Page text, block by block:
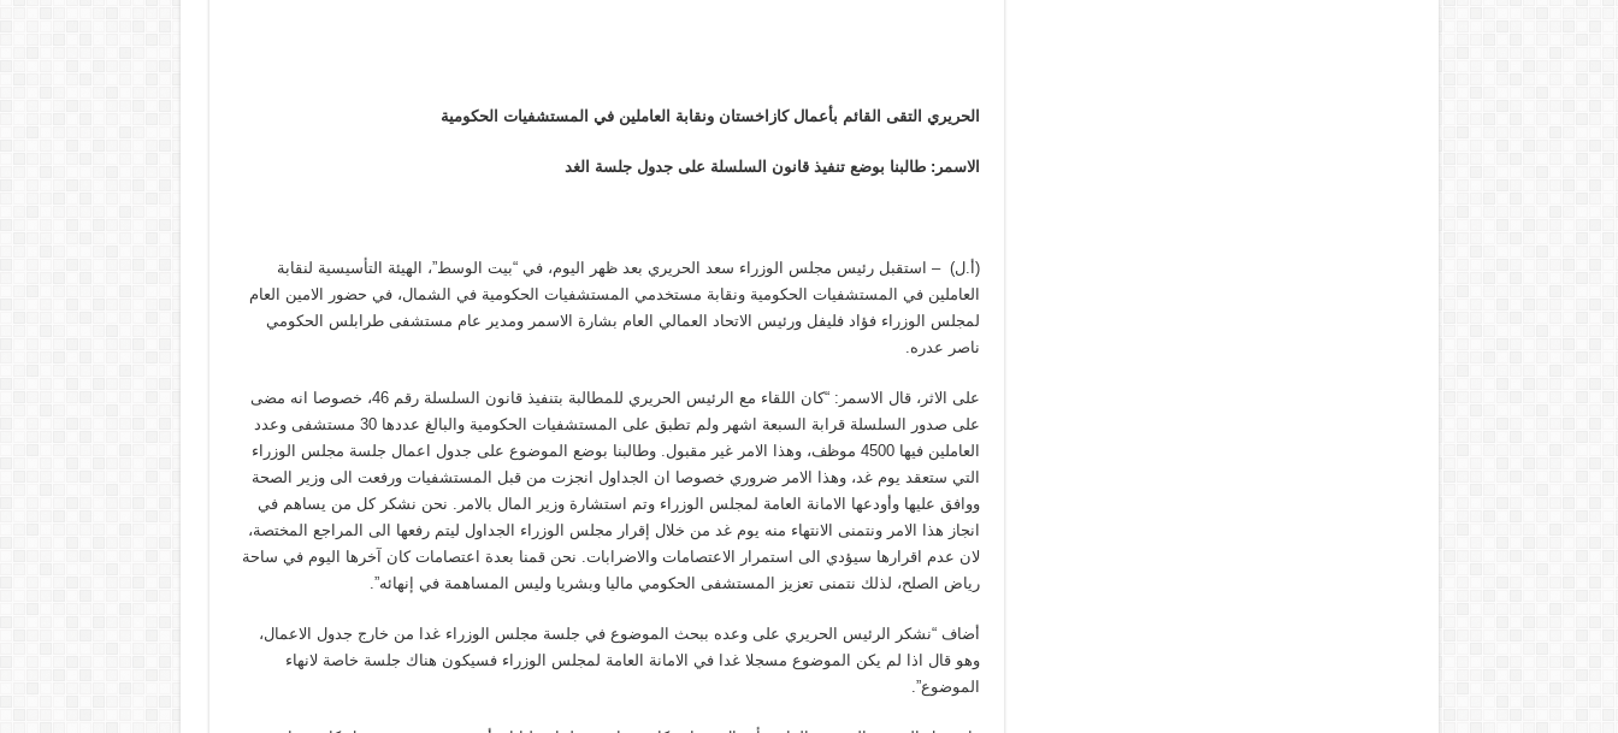
الحريري التقى القائم بأعمال كازاخستان ونقابة العاملين في المستشفيات الحكومية
الاسمر: طالبنا بوضع تنفيذ قانون السلسلة على جدول جلسة الغد
(أ.ل) – استقبل رئيس مجلس الوزراء سعد الحريري بعد ظهر اليوم، في “بيت الوسط”، الهيئة التأسيسية لنقابة
العاملين في المستشفيات الحكومية ونقابة مستخدمي المستشفيات الحكومية في الشمال، في حضور الامين العام
لمجلس الوزراء فؤاد فليفل ورئيس الاتحاد العمالي العام بشارة الاسمر ومدير عام مستشفى طرابلس الحكومي
ناصر عدره.
على الاثر، قال الاسمر: “كان اللقاء مع الرئيس الحريري للمطالبة بتنفيذ قانون السلسلة رقم 46، خصوصا انه مضى
على صدور السلسلة قرابة السبعة اشهر ولم تطبق على المستشفيات الحكومية والبالغ عددها 30 مستشفى وعدد
العاملين فيها 4500 موظف، وهذا الامر غير مقبول. وطالبنا بوضع الموضوع على جدول اعمال جلسة مجلس الوزراء
التي ستعقد يوم غد، وهذا الامر ضروري خصوصا ان الجداول انجزت من قبل المستشفيات ورفعت الى وزير الصحة
ووافق عليها وأودعها الامانة العامة لمجلس الوزراء وتم استشارة وزير المال بالامر. نحن نشكر كل من يساهم في
انجاز هذا الامر ونتمنى الانتهاء منه يوم غد من خلال إقرار مجلس الوزراء الجداول ليتم رفعها الى المراجع المختصة،
لان عدم اقرارها سيؤدي الى استمرار الاعتصامات والاضرابات. نحن قمنا بعدة اعتصامات كان آخرها اليوم في ساحة
رياض الصلح، لذلك نتمنى تعزيز المستشفى الحكومي ماليا وبشريا وليس المساهمة في إنهائه”.
أضاف “نشكر الرئيس الحريري على وعده ببحث الموضوع في جلسة مجلس الوزراء غدا من خارج جدول الاعمال،
وهو قال اذا لم يكن الموضوع مسجلا غدا في الامانة العامة لمجلس الوزراء فسيكون هناك جلسة خاصة لانهاء
الموضوع”.